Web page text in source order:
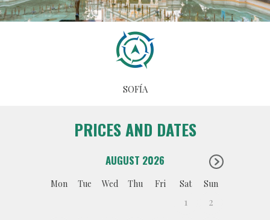
SOFÍA
PRICES AND DATES
AUGUST 2026
Mon Tue Wed Thu Fri Sat Sun
1
2